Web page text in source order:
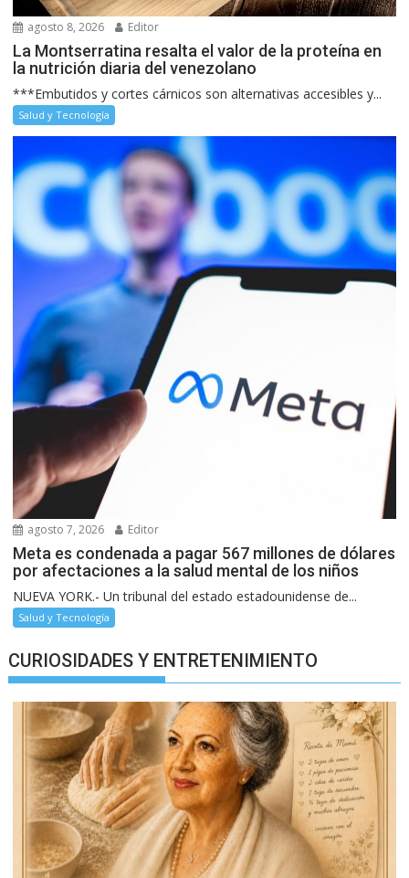
agosto 8, 2026 Editor
La Montserratina resalta el valor de la proteína en
la nutrición diaria del venezolano
***Embutidos y cortes cárnicos son alternativas accesibles y...
Salud y Tecnología
agosto 7, 2026 Editor
Meta es condenada a pagar 567 millones de dólares
por afectaciones a la salud mental de los niños
NUEVA YORK.- Un tribunal del estado estadounidense de...
Salud y Tecnología
CURIOSIDADES Y ENTRETENIMIENTO